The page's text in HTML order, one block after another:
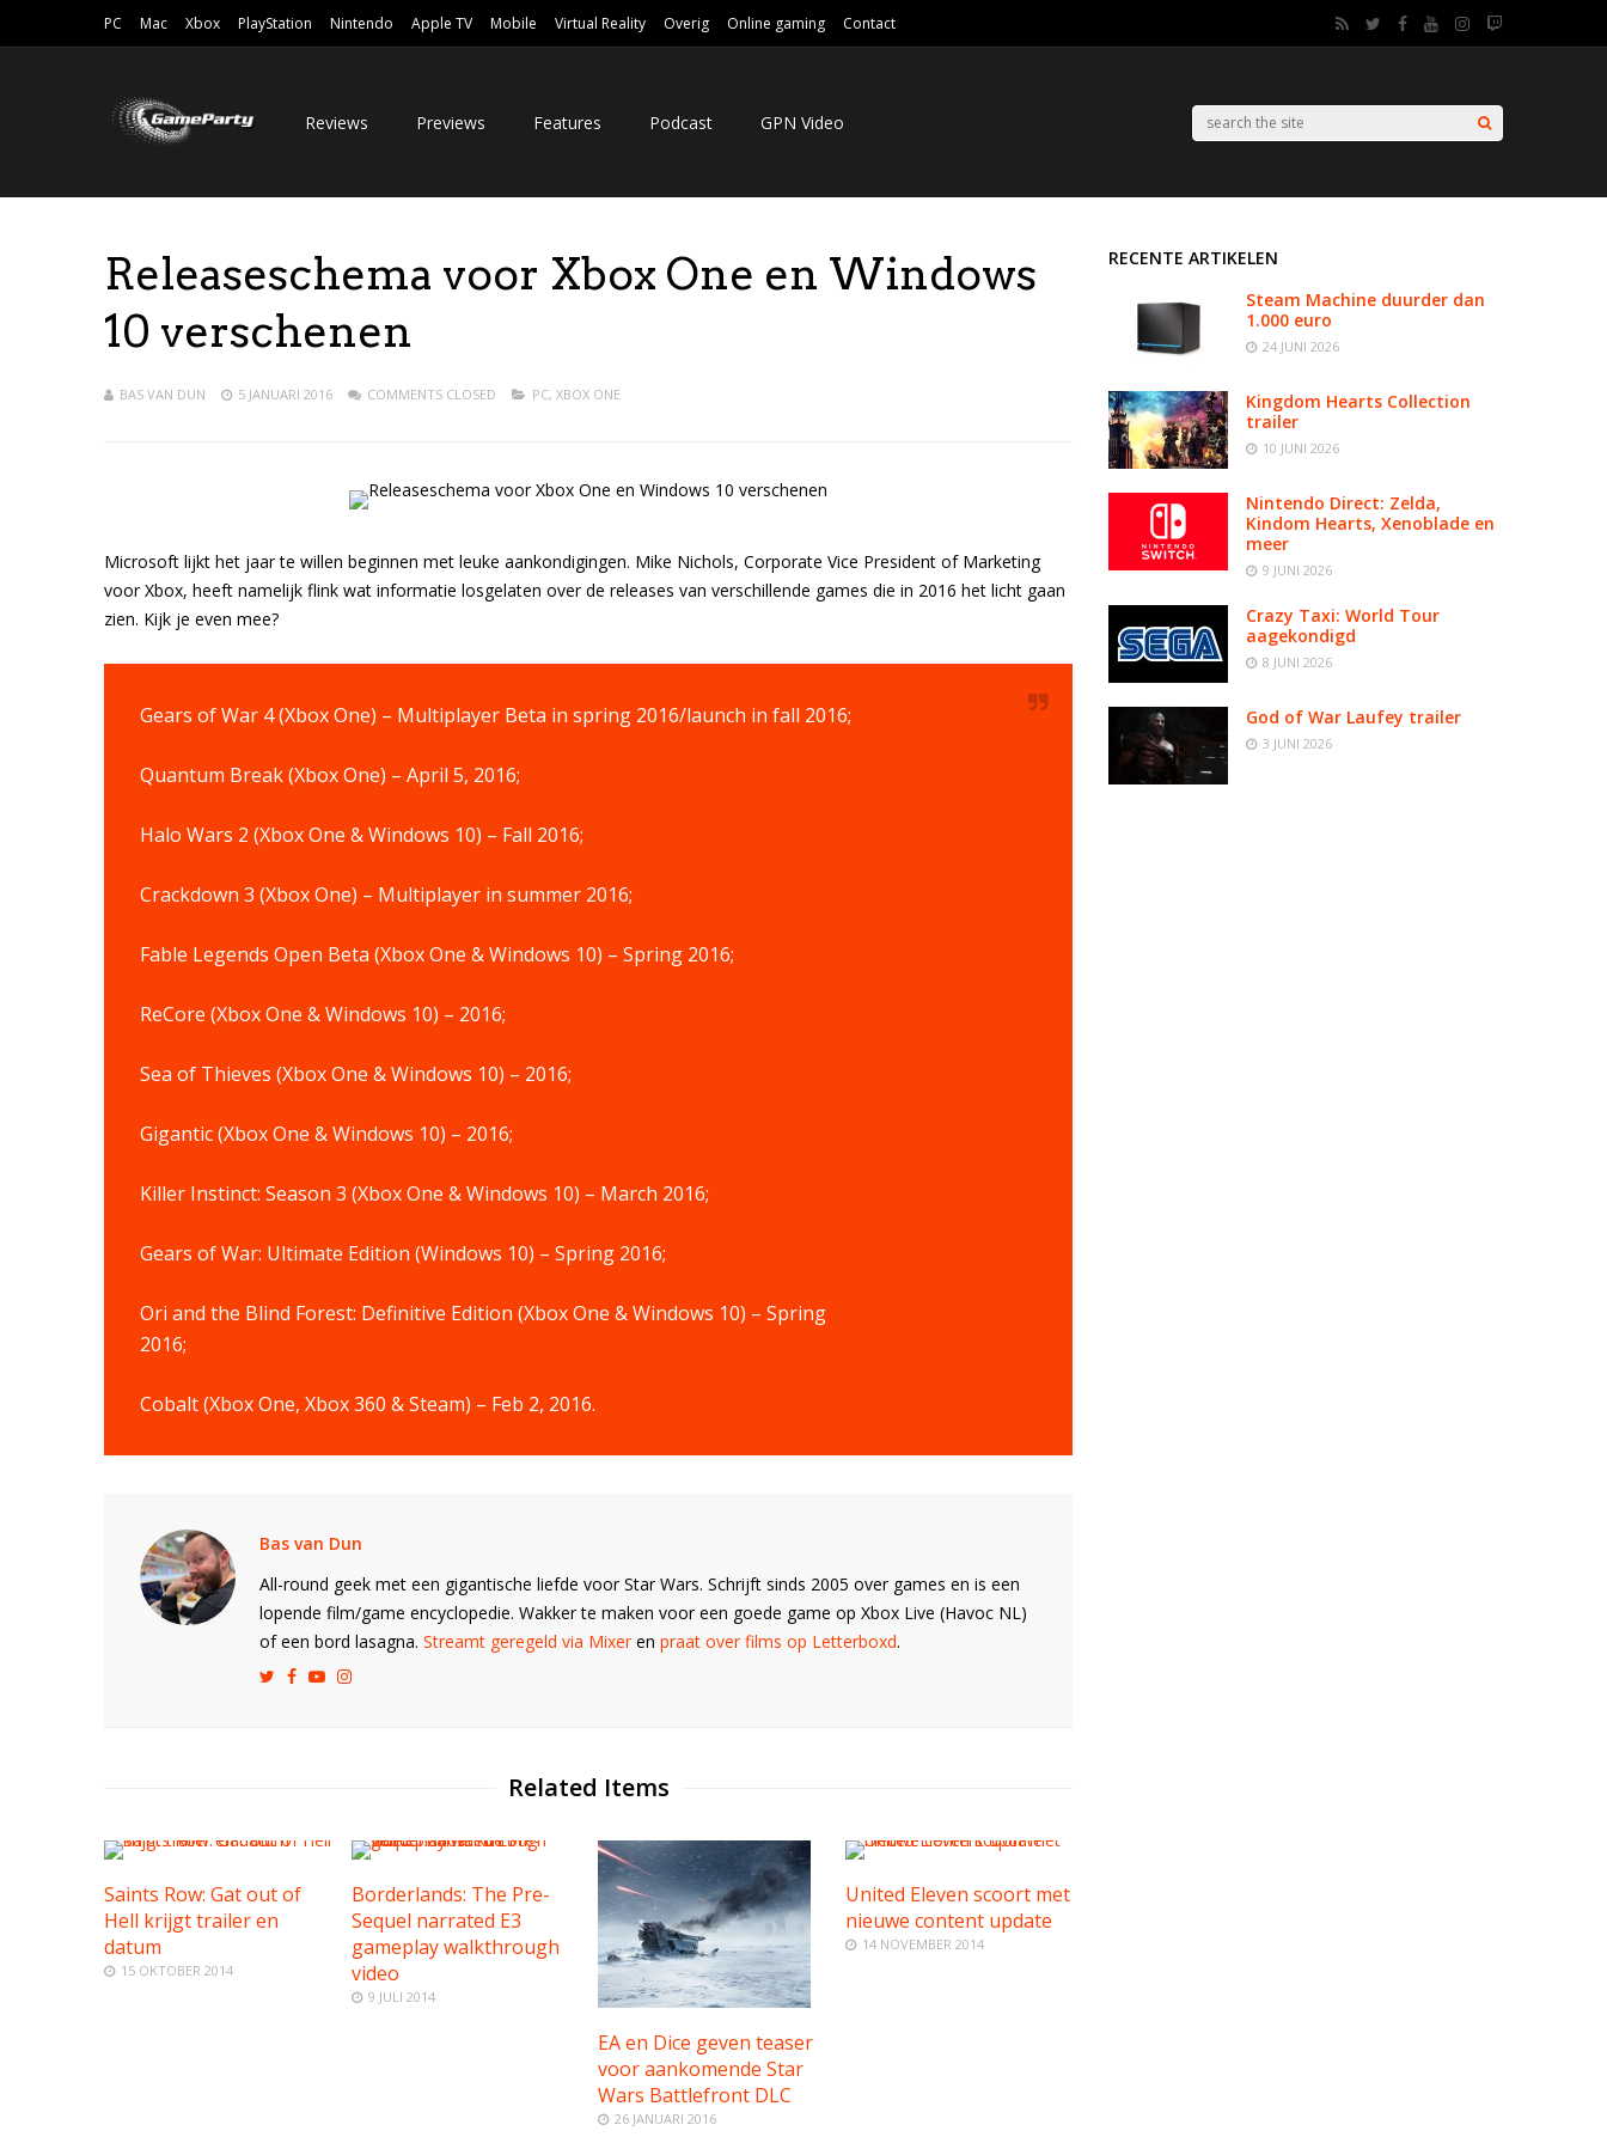
PC Mac Xbox PlayStation Nintendo Apple TV Mobile Virtual Reality Overig Online gaming Contact
Reviews Previews Features Podcast GPN Video
Releaseschema voor Xbox One en Windows
10 verschenen
BAS VAN DUN 5 JANUARI 2016 COMMENTS CLOSED PC, XBOX ONE
Microsoft lijkt het jaar te willen beginnen met leuke aankondigingen. Mike Nichols, Corporate Vice President of Marketing
voor Xbox, heeft namelijk flink wat informatie losgelaten over de releases van verschillende games die in 2016 het licht gaan
zien. Kijk je even mee?
Gears of War 4 (Xbox One) – Multiplayer Beta in spring 2016/launch in fall 2016;
Quantum Break (Xbox One) – April 5, 2016;
Halo Wars 2 (Xbox One & Windows 10) – Fall 2016;
Crackdown 3 (Xbox One) – Multiplayer in summer 2016;
Fable Legends Open Beta (Xbox One & Windows 10) – Spring 2016;
ReCore (Xbox One & Windows 10) – 2016;
Sea of Thieves (Xbox One & Windows 10) – 2016;
Gigantic (Xbox One & Windows 10) – 2016;
Killer Instinct: Season 3 (Xbox One & Windows 10) – March 2016;
Gears of War: Ultimate Edition (Windows 10) – Spring 2016;
Ori and the Blind Forest: Definitive Edition (Xbox One & Windows 10) – Spring
2016;
Cobalt (Xbox One, Xbox 360 & Steam) – Feb 2, 2016.
Bas van Dun
All-round geek met een gigantische liefde voor Star Wars. Schrijft sinds 2005 over games en is een
lopende film/game encyclopedie. Wakker te maken voor een goede game op Xbox Live (Havoc NL)
of een bord lasagna. Streamt geregeld via Mixeren praat over films op Letterboxd.
Related Items
Saints Row: Gat out of
Hell krijgt trailer en
datum
15 OKTOBER 2014
Borderlands: The Pre-
Sequel narrated E3
gameplay walkthrough
video
9 JULI 2014
EA en Dice geven teaser
voor aankomende Star
Wars Battlefront DLC
26 JANUARI 2016
United Eleven scoort met
nieuwe content update
14 NOVEMBER 2014
RECENTE ARTIKELEN
Steam Machine duurder dan
1.000 euro
24 JUNI 2026
Kingdom Hearts Collection
trailer
10 JUNI 2026
Nintendo Direct: Zelda,
Kindom Hearts, Xenoblade en
meer
9 JUNI 2026
Crazy Taxi: World Tour
aagekondigd
8 JUNI 2026
God of War Laufey trailer
3 JUNI 2026